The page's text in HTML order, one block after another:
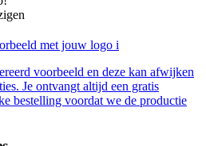
met jouw logo i
voorbeeld en deze kan afwijken
Je ontvangt altijd een gratis
bestelling voordat we de productie